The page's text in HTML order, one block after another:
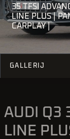
35 TFSI
LINE PLUS |
CARPLAY |
GALLERIJ
AUDI Q3
LINE